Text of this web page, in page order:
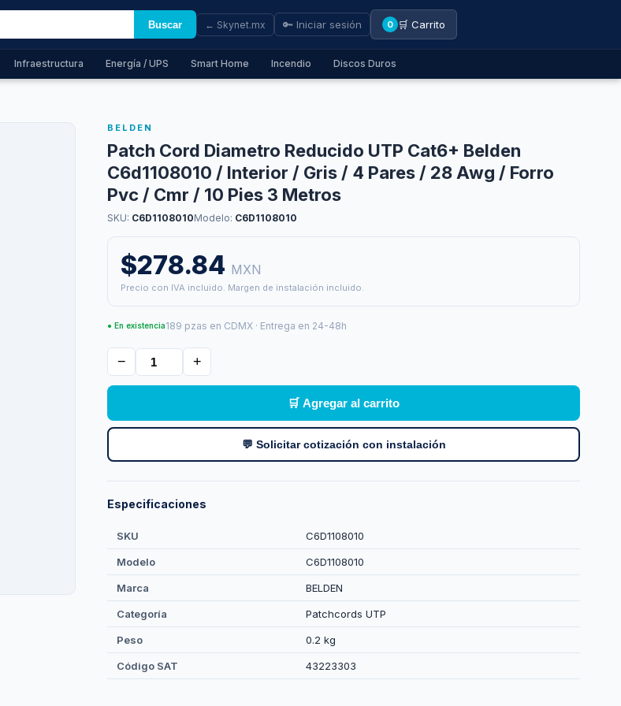
Buscar ← Skynet.mx 🔑 Iniciar sesión 0 🛒 Carrito
Infraestructura Energía / UPS Smart Home Incendio Discos Duros
BELDEN
Patch Cord Diametro Reducido UTP Cat6+ Belden
C6d1108010 / Interior / Gris / 4 Pares / 28 Awg / Forro
Pvc / Cmr / 10 Pies 3 Metros
SKU: C6D1108010Modelo: C6D1108010
$278.84 MXN
Precio con IVA incluido. Margen de instalación incluido.
● En existencia189 pzas en CDMX · Entrega en 24-48h
− +
🛒 Agregar al carrito
💬 Solicitar cotización con instalación
Especificaciones
SKU C6D1108010
Modelo C6D1108010
Marca BELDEN
Categoría Patchcords UTP
Peso 0.2 kg
Código SAT 43223303